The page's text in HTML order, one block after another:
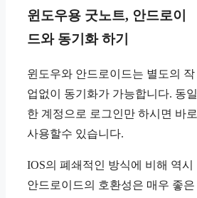
윈도우용 굿노트, 안드로이
드와 동기화 하기
윈도우와 안드로이드는 별도의 작
업없이 동기화가 가능합니다. 동일
한 계정으로 로그인만 하시면 바로
사용할수 있습니다.
IOS의 폐쇄적인 방식에 비해 역시
안드로이드의 호환성은 매우 좋은